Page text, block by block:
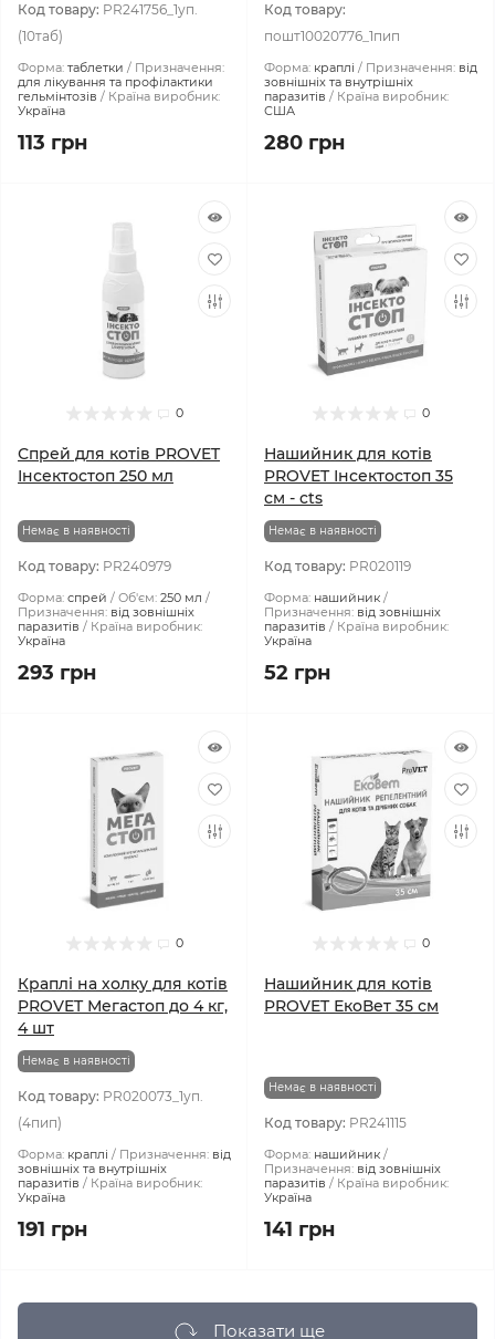
Код товару: PR241756_1уп.
(10таб)
Форма: таблетки
Призначення:
для лікування та профілактики
гельмінтозів
Країна виробник:
Україна
113 грн
Код товару:
пошт10020776_1пип
Форма: краплі Призначення: від
зовнішніх та внутрішніх
паразитів
Країна виробник:
США
280 грн
0
Спрей для котів PROVET
Інсектостоп 250 мл
Немає в наявності
Код товару: PR240979
Форма: спрей Об'єм: 250 мл
Призначення: від зовнішніх
паразитів
Країна виробник:
Україна
293 грн
0
Нашийник для котів
PROVET Інсектостоп 35
см - cts
Немає в наявності
Код товару: PR020119
Форма: нашийник
Призначення: від зовнішніх
паразитів
Країна виробник:
Україна
52 грн
0
Краплі на холку для котів
PROVET Мегастоп до 4 кг,
4 шт
Немає в наявності
Код товару: PR020073_1уп.
(4пип)
Форма: краплі Призначення: від
зовнішніх та внутрішніх
паразитів
Країна виробник:
Україна
191 грн
0
Нашийник для котів
PROVET ЕкоВет 35 см
Немає в наявності
Код товару: PR241115
Форма: нашийник
Призначення: від зовнішніх
паразитів
Країна виробник:
Україна
141 грн
Показати ще